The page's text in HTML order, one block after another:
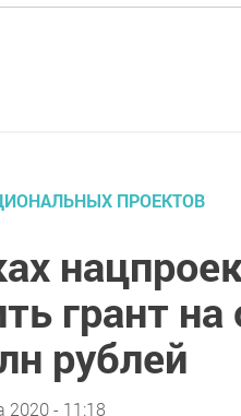
ПРОЕКТОВ
грант
рублей
2020 - 11:18